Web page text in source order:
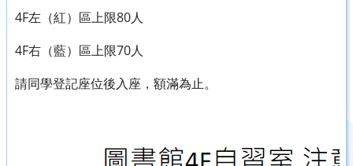
4F左（紅）區上限80人
4F右（藍）區上限70人
請同學登記座位後入座，額滿為止。